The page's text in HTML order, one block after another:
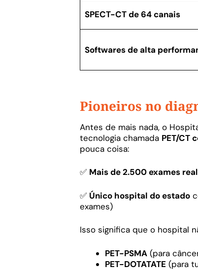
SPECT-CT de 64 canais
Softwares de alta
Pioneiros no
Antes de mais nada, o
tecnologia chamada PET/CT
pouca coisa:
✅ Mais de 2.500 exames
✅ Único hospital do estado
exames)
Isso significa que o hospital
PET-PSMA (para
PET-DOTATATE (para